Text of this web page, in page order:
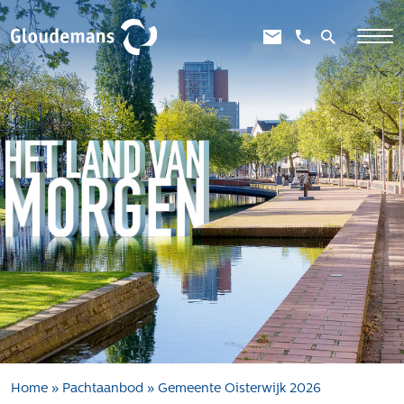
Expertises
Gebiedsontwikkeling
Gebiedseconomie
Grondstrategie en -verwerving
Taxaties overheid
Taxaties zakelijk
Schadevergoedingsrecht
Rentmeesterij
Transities
Home » Pachtaanbod » Gemeente Oisterwijk 2026